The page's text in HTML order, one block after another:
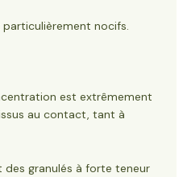
nocifs.
est extrêmement
au contact, tant à
granulés à forte teneur